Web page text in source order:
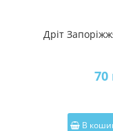
Дріт
70
В